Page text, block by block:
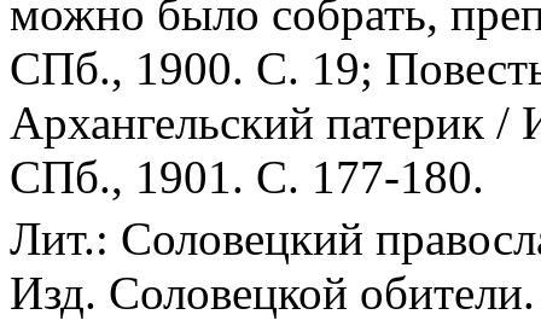
можно было собрать,
СПб., 1900. С. 19;
Архангельский патерик
СПб., 1901. С. 177-180.
Лит.: Соловецкий
Изд. Соловецкой